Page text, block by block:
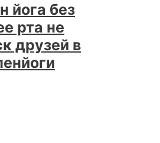
йога без
рта не
друзей в